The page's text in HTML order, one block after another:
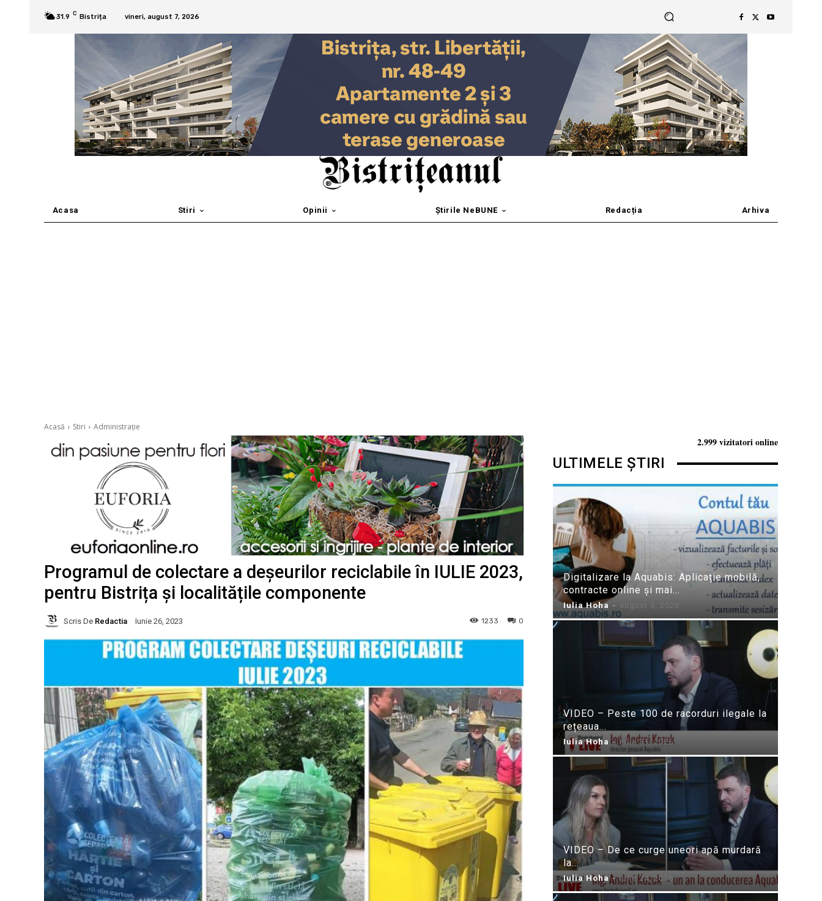
31.9 C Bistrița vineri, august 7, 2026
Acasa Stiri Opinii Știrile NeBUNE Redacția Arhiva
Acasă Stiri Administrație
Programul de colectare a deșeurilor reciclabile în IULIE 2023,
pentru Bistrița și localitățile componente
Scris De Redactia Iunie 26, 2023 0
1233
2.999 vizitatori online
ULTIMELE ȘTIRI
Digitalizare la Aquabis: Aplicație mobilă,
contracte online și mai...
Iulia Hoha - august 3, 2026
VIDEO – Peste 100 de racorduri ilegale la
rețeaua...
Iulia Hoha - iulie 31, 2026
VIDEO – De ce curge uneori apă murdară
la...
Iulia Hoha - iulie 24, 2026